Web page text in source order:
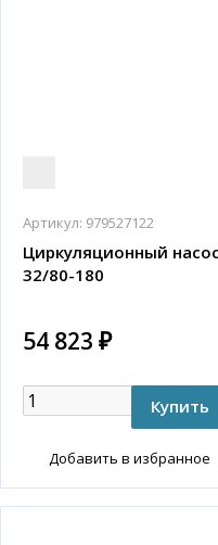
Артикул: 979527122
Циркуляционный насос
32/80-180
54 823 ₽
Добавить в избранное